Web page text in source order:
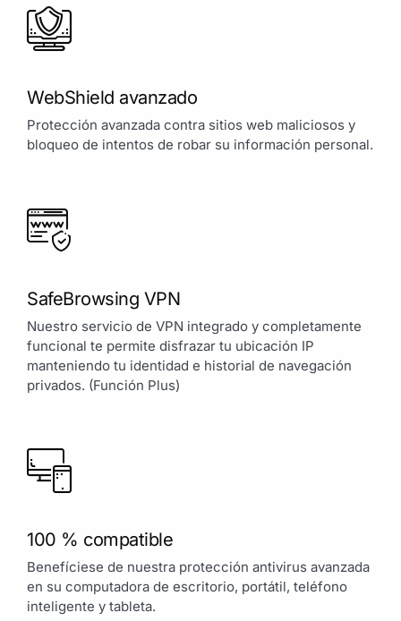
WebShield avanzado
Protección avanzada contra sitios web maliciosos y
bloqueo de intentos de robar su información personal.
SafeBrowsing VPN
Nuestro servicio de VPN integrado y completamente
funcional te permite disfrazar tu ubicación IP
manteniendo tu identidad e historial de navegación
privados. (Función Plus)
100 % compatible
Benefíciese de nuestra protección antivirus avanzada
en su computadora de escritorio, portátil, teléfono
inteligente y tableta.